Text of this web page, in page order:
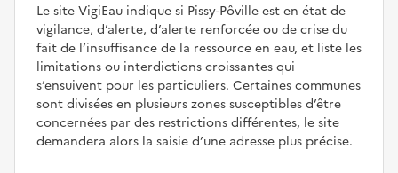
Le site VigiEau indique si Pissy-Pôville est en état de
vigilance, d’alerte, d’alerte renforcée ou de crise du
fait de l’insuffisance de la ressource en eau, et liste les
limitations ou interdictions croissantes qui
s’ensuivent pour les particuliers. Certaines communes
sont divisées en plusieurs zones susceptibles d’être
concernées par des restrictions différentes, le site
demandera alors la saisie d’une adresse plus précise.